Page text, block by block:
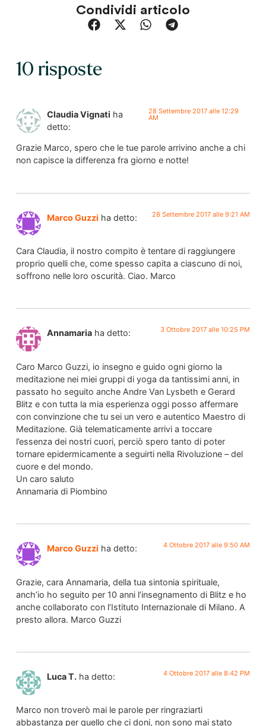
Condividi articolo
10 risposte
Claudia Vignati ha
detto:
28 Settembre 2017 alle 12:29
AM
Grazie Marco, spero che le tue parole arrivino anche a chi
non capisce la differenza fra giorno e notte!
Marco Guzzi ha detto: 28 Settembre 2017 alle 9:21 AM
Cara Claudia, il nostro compito è tentare di raggiungere
proprio quelli che, come spesso capita a ciascuno di noi,
soffrono nelle loro oscurità. Ciao. Marco
Annamaria ha detto: 3 Ottobre 2017 alle 10:25 PM
Caro Marco Guzzi, io insegno e guido ogni giorno la
meditazione nei miei gruppi di yoga da tantissimi anni, in
passato ho seguito anche Andre Van Lysbeth e Gerard
Blitz e con tutta la mia esperienza oggi posso affermare
con convinzione che tu sei un vero e autentico Maestro di
Meditazione. Già telematicamente arrivi a toccare
l’essenza dei nostri cuori, perciò spero tanto di poter
tornare epidermicamente a seguirti nella Rivoluzione – del
cuore e del mondo.
Un caro saluto
Annamaria di Piombino
Marco Guzzi ha detto: 4 Ottobre 2017 alle 9:50 AM
Grazie, cara Annamaria, della tua sintonia spirituale,
anch’io ho seguito per 10 anni l’insegnamento di Blitz e ho
anche collaborato con l’Istituto Internazionale di Milano. A
presto allora. Marco Guzzi
Luca T. ha detto: 4 Ottobre 2017 alle 8:42 PM
Marco non troverò mai le parole per ringraziarti
abbastanza per quello che ci doni, non sono mai stato